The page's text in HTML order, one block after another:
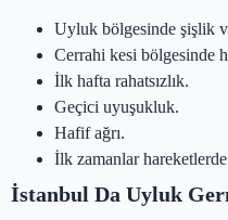
Uyluk bölgesinde şişlik
Cerrahi kesi bölgesinde
İlk hafta rahatsızlık.
Geçici uyuşukluk.
Hafif ağrı.
İlk zamanlar hareketlerde
İstanbul Da Uyluk